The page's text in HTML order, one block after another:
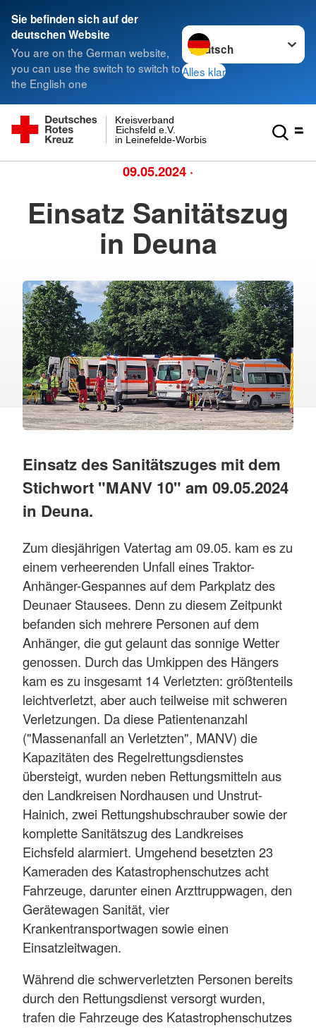
Sie befinden sich auf der
deutschen Website
You are on the German website,
you can use the switch to switch to
the English one
Sprache wechseln zu
Alles klar
in Leinefelde-Worbis
Eichsfeld e.V.
Kreisverband
09.05.2024 ·
Einsatz Sanitätszug
in Deuna
Einsatz des Sanitätszuges mit dem
Stichwort "MANV 10" am 09.05.2024
in Deuna.
Zum diesjährigen Vatertag am 09.05. kam es zu
einem verheerenden Unfall eines Traktor-
Anhänger-Gespannes auf dem Parkplatz des
Deunaer Stausees. Denn zu diesem Zeitpunkt
befanden sich mehrere Personen auf dem
Anhänger, die gut gelaunt das sonnige Wetter
genossen. Durch das Umkippen des Hängers
kam es zu insgesamt 14 Verletzten: größtenteils
leichtverletzt, aber auch teilweise mit schweren
Verletzungen. Da diese Patientenanzahl
("Massenanfall an Verletzten", MANV) die
Kapazitäten des Regelrettungsdienstes
übersteigt, wurden neben Rettungsmitteln aus
den Landkreisen Nordhausen und Unstrut-
Hainich, zwei Rettungshubschrauber sowie der
komplette Sanitätszug des Landkreises
Eichsfeld alarmiert. Umgehend besetzten 23
Kameraden des Katastrophenschutzes acht
Fahrzeuge, darunter einen Arzttruppwagen, den
Gerätewagen Sanität, vier
Krankentransportwagen sowie einen
Einsatzleitwagen.
Während die schwerverletzten Personen bereits
durch den Rettungsdienst versorgt wurden,
trafen die Fahrzeuge des Katastrophenschutzes